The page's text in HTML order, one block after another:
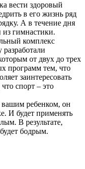
вести здоровый
в его жизнь ряд
А в течение дня
гимнастики.
комплекс
от двух до трех
программ тем, что
заинтересовать
спорт – это
вашим ребенком, он
И будет применять
В результате,
бодрым.